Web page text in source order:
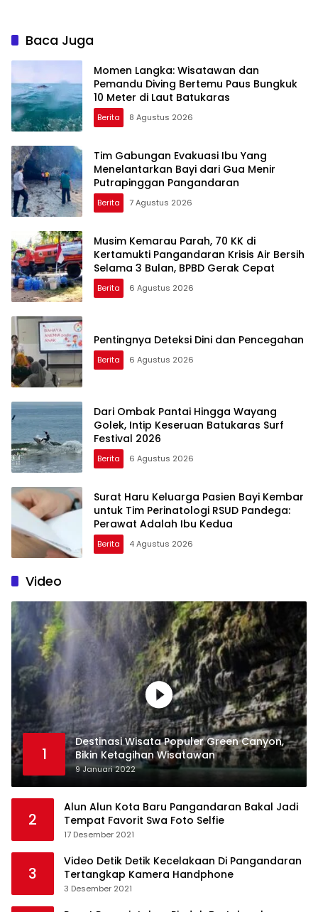
Baca Juga
Momen Langka: Wisatawan dan
Pemandu Diving Bertemu Paus Bungkuk
10 Meter di Laut Batukaras
Berita 8 Agustus 2026
Tim Gabungan Evakuasi Ibu Yang
Menelantarkan Bayi dari Gua Menir
Putrapinggan Pangandaran
Berita 7 Agustus 2026
Musim Kemarau Parah, 70 KK di
Kertamukti Pangandaran Krisis Air Bersih
Selama 3 Bulan, BPBD Gerak Cepat
Berita 6 Agustus 2026
Pentingnya Deteksi Dini dan Pencegahan
Berita 6 Agustus 2026
Dari Ombak Pantai Hingga Wayang
Golek, Intip Keseruan Batukaras Surf
Festival 2026
Berita 6 Agustus 2026
Surat Haru Keluarga Pasien Bayi Kembar
untuk Tim Perinatologi RSUD Pandega:
Perawat Adalah Ibu Kedua
Berita 4 Agustus 2026
Video
1
Destinasi Wisata Populer Green Canyon,
Bikin Ketagihan Wisatawan
9 Januari 2022
2
Alun Alun Kota Baru Pangandaran Bakal Jadi
Tempat Favorit Swa Foto Selfie
17 Desember 2021
3
Video Detik Detik Kecelakaan Di Pangandaran
Tertangkap Kamera Handphone
3 Desember 2021